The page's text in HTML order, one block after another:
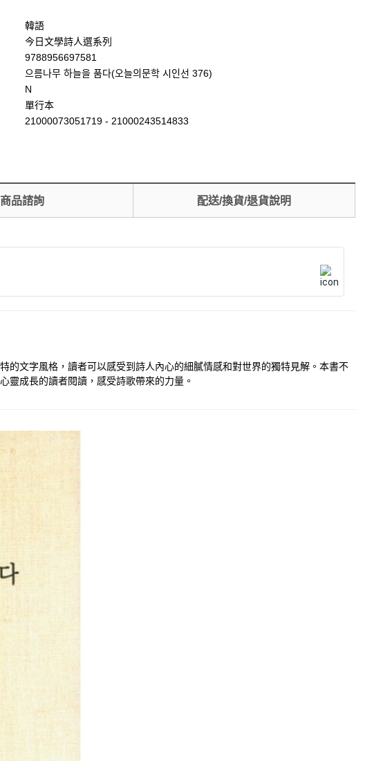
韓語
今日文學詩人選系列
9788956697581
으름나무 하늘을 품다(오늘의문학 시인선 376)
N
單行本
21000073051719 - 21000243514833
商品諮詢 配送/換貨/退貨說明
的文字風格，讀者可以感受到詩人內心的細膩情感和對世界的獨特見解。本書不
靈成長的讀者閱讀，感受詩歌帶來的力量。